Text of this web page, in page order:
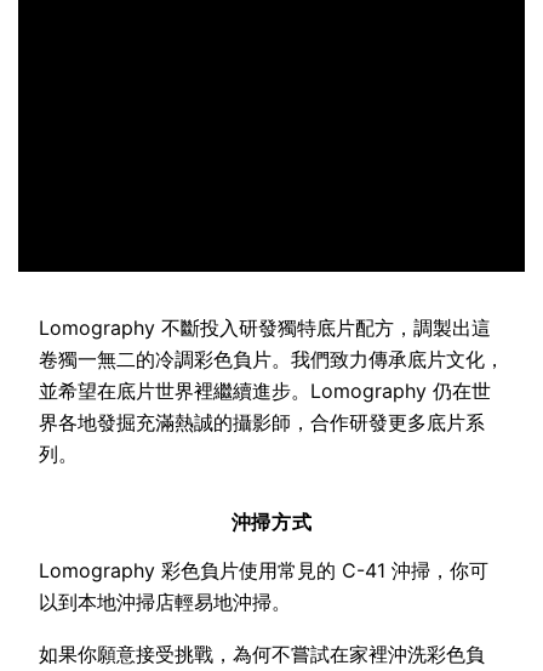
Lomography 不斷投入研發獨特底片配方，調製出這
卷獨一無二的冷調彩色負片。我們致力傳承底片文化，
並希望在底片世界裡繼續進步。Lomography 仍在世
界各地發掘充滿熱誠的攝影師，合作研發更多底片系
列。
沖掃方式
Lomography 彩色負片使用常見的 C-41 沖掃，你可
以到本地沖掃店輕易地沖掃。
如果你願意接受挑戰，為何不嘗試在家裡沖洗彩色負